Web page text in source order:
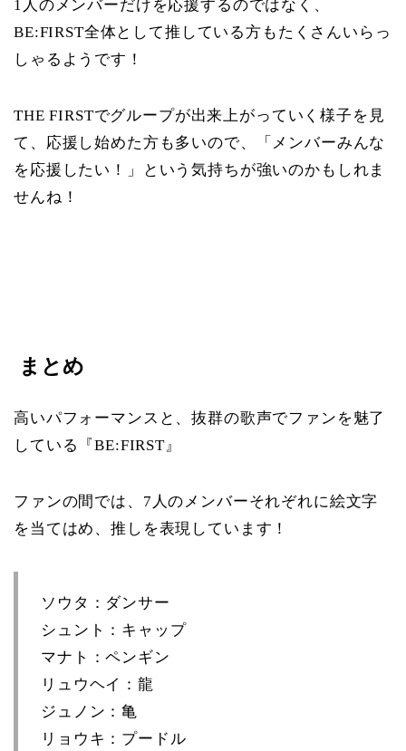
1人のメンバーだけを応援するのではなく、
BE:FIRST全体として推している方もたくさんいらっ
しゃるようです！
THE FIRSTでグループが出来上がっていく様子を見
て、応援し始めた方も多いので、「メンバーみんな
を応援したい！」という気持ちが強いのかもしれま
せんね！
まとめ
高いパフォーマンスと、抜群の歌声でファンを魅了
している『BE:FIRST』
ファンの間では、7人のメンバーそれぞれに絵文字
を当てはめ、推しを表現しています！
ソウタ：ダンサー
シュント：キャップ
マナト：ペンギン
リュウヘイ：龍
ジュノン：亀
リョウキ：プードル